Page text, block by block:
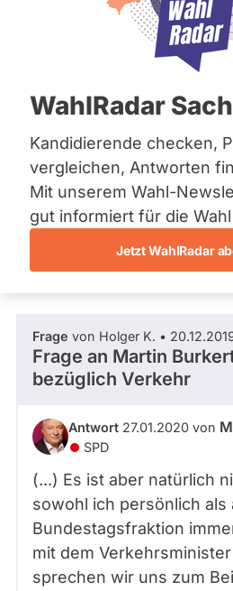
Bremen
Hamburg
Mecklenburg-
Nordrhein-Westfalen
Saarland
Sachsen
Sachsen-Anhalt
Sachsen-Anhalt
Schleswig-Holstein
Thüringen
Archiv
Spenden
WahlRadar
Kandidierende checken,
vergleichen, Antworten
Mit unserem Wahl-
gut informiert für die Wahl
Jetzt WahlRadar
SPD
Dieser Politiker hat kein
zukünftiges Mandat und keine
Direktandidatur auf Landes-,
Wahlliste werden bei uns nicht
Die Fragefunktion ist für
derzeit nicht aktiv.
Politiker:innen
aktiven
oder
Mandaten
können
abgeordnetenwatch
befragt
werden.
Fragen und
Frage von Holger K. •
Frage an Martin
bezüglich Verkehr
Antwort 27.01.2020 von
SPD
(...) Es ist aber natürlich
sowohl ich persönlich als
Bundestagsfraktion
mit dem
sprechen wir uns zum